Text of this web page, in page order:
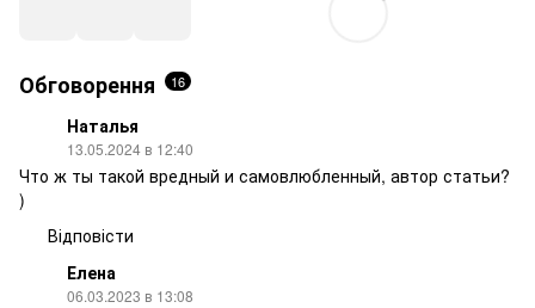
Обговорення 16
Наталья
13.05.2024 в 12:40
Что ж ты такой вредный и самовлюбленный, автор статьи?
)
Відповісти
Елена
06.03.2023 в 13:08